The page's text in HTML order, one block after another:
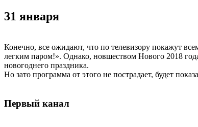
31 января
Конечно, все ожидают, что по телевизору покажут
легким паром!». Однако, новшеством Нового 2018
новогоднего праздника.
Но зато программа от этого не пострадает, будет
Первый канал